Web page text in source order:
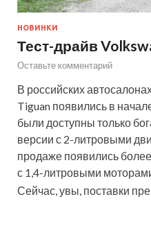
НОВИНКИ
Тест-драйв
Оставьте комментарий
В российских
Tiguan появились в
были доступны только
версии с 2-литровыми
продаже появились
с 1,4-литровыми
Сейчас, увы, поставки